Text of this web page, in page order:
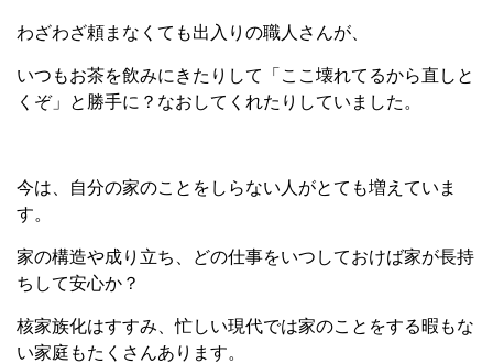
わざわざ頼まなくても出入りの職人さんが、
いつもお茶を飲みにきたりして「ここ壊れてるから直しと
くぞ」と勝手に？なおしてくれたりしていました。
今は、自分の家のことをしらない人がとても増えていま
す。
家の構造や成り立ち、どの仕事をいつしておけば家が長持
ちして安心か？
核家族化はすすみ、忙しい現代では家のことをする暇もな
い家庭もたくさんあります。